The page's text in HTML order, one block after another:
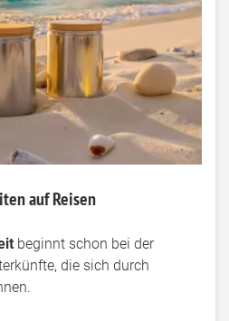
auf Reisen
beginnt schon bei der
die sich durch